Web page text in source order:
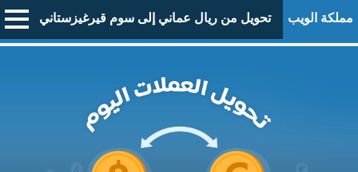
مملكة الويب تحويل من ريال عماني إلى سوم قيرغيزستاني